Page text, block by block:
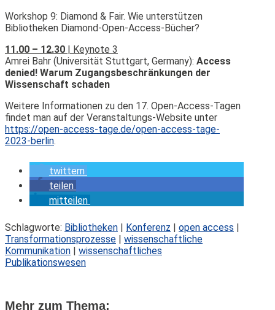
Workshop 9: Diamond & Fair. Wie unterstützen
Bibliotheken Diamond-Open-Access-Bücher?
11.00 – 12.30 | Keynote 3
Amrei Bahr (Universität Stuttgart, Germany): Access
denied! Warum Zugangsbeschränkungen der
Wissenschaft schaden
Weitere Informationen zu den 17. Open-Access-Tagen
findet man auf der Veranstaltungs-Website unter
https://open-access-tage.de/open-access-tage-
2023-berlin.
twittern
teilen
mitteilen
Schlagworte: Bibliotheken | Konferenz | open access |
Transformationsprozesse | wissenschaftliche
Kommunikation | wissenschaftliches
Publikationswesen
Mehr zum Thema: